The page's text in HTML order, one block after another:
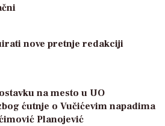
nove pretnje redakciji
na mesto u UO
ćutnje o Vučićevim napadima
Planojević